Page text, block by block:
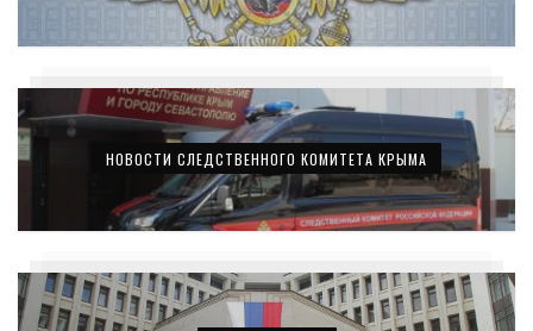
НОВОСТИ СЛЕДСТВЕННОГО КОМИТЕТА КРЫМА